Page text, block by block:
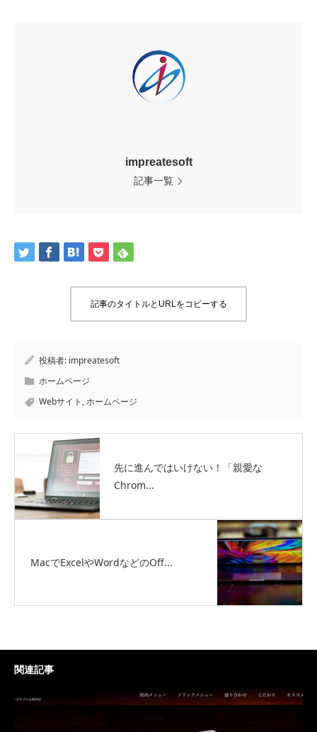
impreatesoft
記事一覧
記事のタイトルとURLをコピーする
投稿者: impreatesoft
ホームページ
Webサイト ,ホームページ
先に進んではいけない！「親愛な
Chrom...
MacでExcelやWordなどのOff...
関連記事